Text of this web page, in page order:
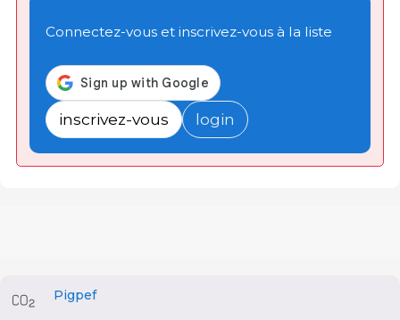
Connectez-vous et inscrivez-vous à la liste
inscrivez-vous login
Pigpef